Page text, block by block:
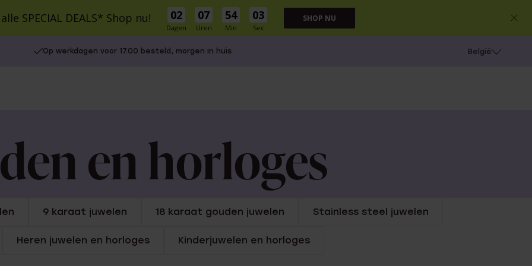
SPECIAL DEALS* Shop nu! 02
Dagen
07
Uren
54
Min
02
Sec
SHOP NU
Op werkdagen voor 17.00 besteld, morgen in huis België
Diamant
UITGELICHT
Piercings
30
75
en horloges
9 karaat juwelen 18 karaat gouden juwelen Stainless steel juwelen
Heren juwelen en horloges Kinderjuwelen en horloges